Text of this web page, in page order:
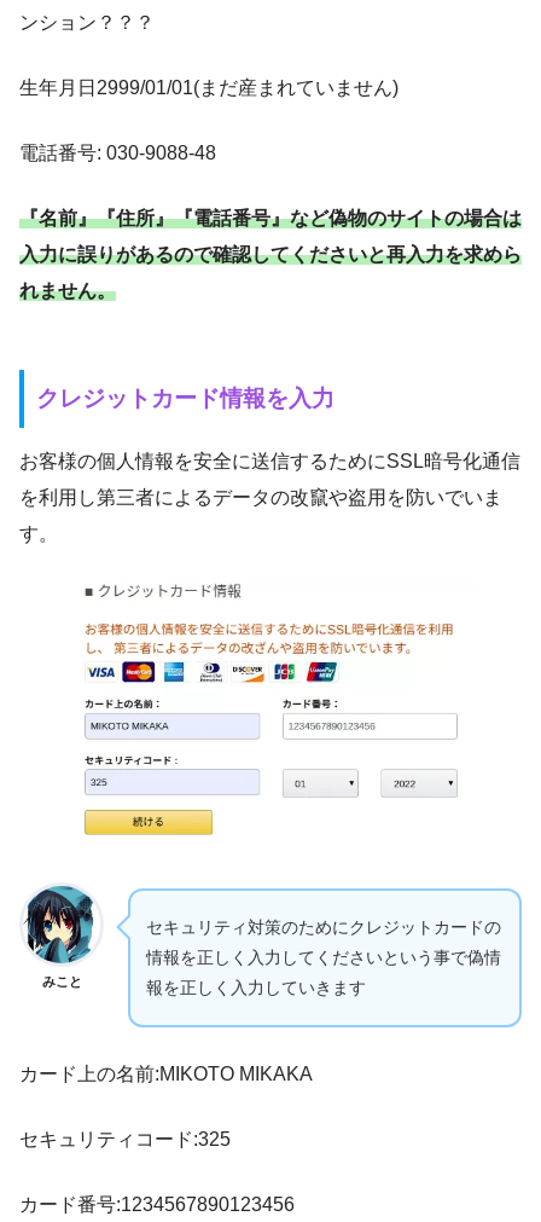
ンション？？？
生年月日2999/01/01(まだ産まれていません)
電話番号: 030-9088-48
『名前』『住所』『電話番号』など偽物のサイトの場合は
入力に誤りがあるので確認してくださいと再入力を求めら
れません。
クレジットカード情報を入力
お客様の個人情報を安全に送信するためにSSL暗号化通信
を利用し第三者によるデータの改竄や盗用を防いでいま
す。
みこと
セキュリティ対策のためにクレジットカードの
情報を正しく入力してくださいという事で偽情
報を正しく入力していきます
カード上の名前:MIKOTO MIKAKA
セキュリティコード:325
カード番号:1234567890123456